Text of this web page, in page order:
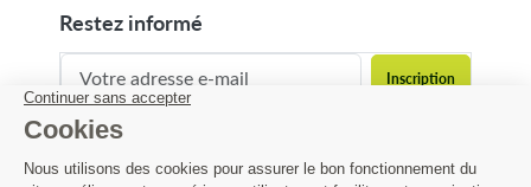
restez informé
contact@matijardin.fr 04 81 120 120